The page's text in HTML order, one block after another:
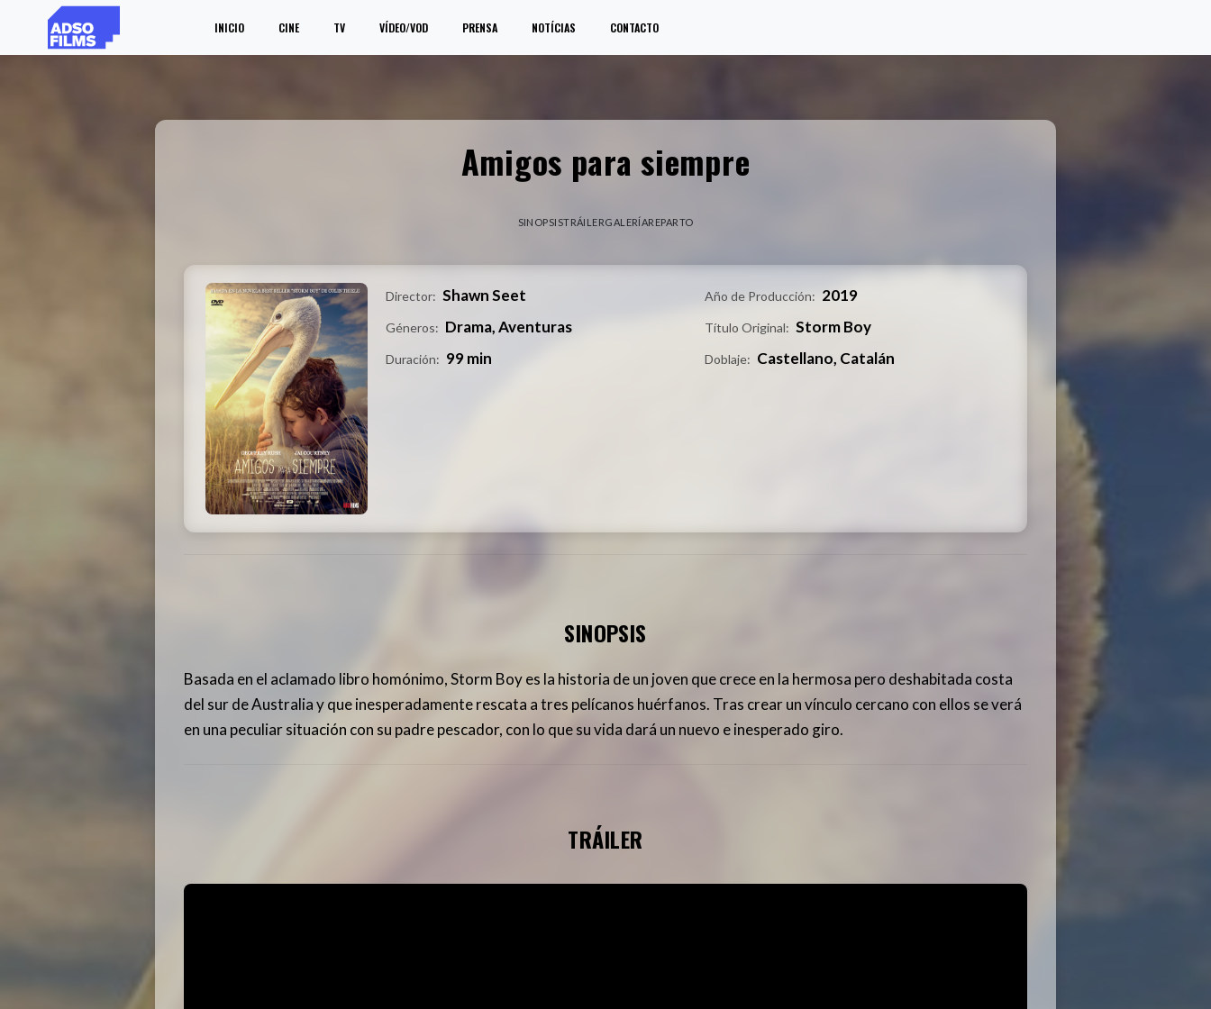
INICIO CINE TV VÍDEO/VOD PRENSA NOTÍCIAS CONTACTO
Amigos para siempre
SINOPSISTRÁILERGALERÍAREPARTO
Director: Shawn Seet Año de Producción: 2019
Géneros: Drama, Aventuras Título Original: Storm Boy
Duración: 99 min Doblaje: Castellano, Catalán
SINOPSIS
Basada en el aclamado libro homónimo, Storm Boy es la historia de un joven que crece en la hermosa pero deshabitada costa
del sur de Australia y que inesperadamente rescata a tres pelícanos huérfanos. Tras crear un vínculo cercano con ellos se verá
en una peculiar situación con su padre pescador, con lo que su vida dará un nuevo e inesperado giro.
TRÁILER